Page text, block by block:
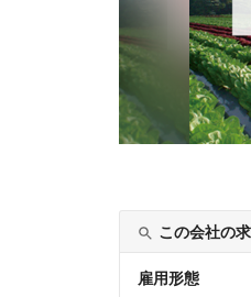
この会社の
雇用形態